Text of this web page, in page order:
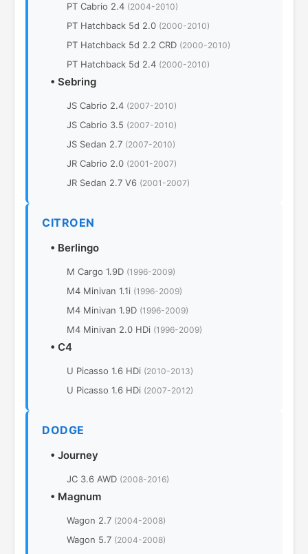
PT Cabrio 2.4 (2004-2010)
PT Hatchback 5d 2.0 (2000-2010)
PT Hatchback 5d 2.2 CRD (2000-2010)
PT Hatchback 5d 2.4 (2000-2010)
• Sebring
JS Cabrio 2.4 (2007-2010)
JS Cabrio 3.5 (2007-2010)
JS Sedan 2.7 (2007-2010)
JR Cabrio 2.0 (2001-2007)
JR Sedan 2.7 V6 (2001-2007)
CITROEN
• Berlingo
M Cargo 1.9D (1996-2009)
M4 Minivan 1.1i (1996-2009)
M4 Minivan 1.9D (1996-2009)
M4 Minivan 2.0 HDi (1996-2009)
• C4
U Picasso 1.6 HDi (2010-2013)
U Picasso 1.6 HDi (2007-2012)
DODGE
• Journey
JC 3.6 AWD (2008-2016)
• Magnum
Wagon 2.7 (2004-2008)
Wagon 5.7 (2004-2008)